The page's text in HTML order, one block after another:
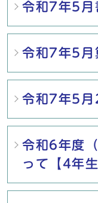
令和7年5月
令和7年5月
令和7年5月
令和6年度
って【4年生